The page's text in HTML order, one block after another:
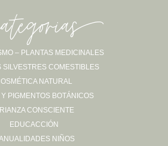
Sígueme en Instagram
– PLANTAS MEDICINALES
SILVESTRES COMESTIBLES
NATURAL
PIGMENTOS BOTÁNICOS
CONSCIENTE
EDUCACCIÓN
NIÑOS